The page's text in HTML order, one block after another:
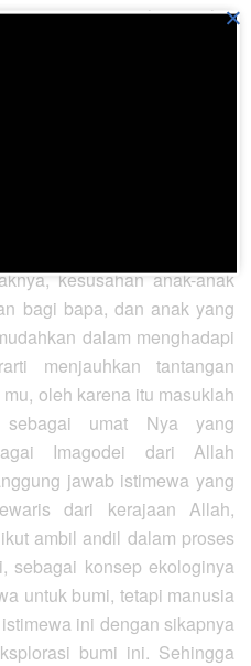
masing-masing
dan ibu yang pengasih
kesusahan anak-anak
bagi bapa, dan anak yang
dalam menghadapi
menjauhkan tantangan
oleh karena itu masuklah
umat Nya yang
Imagodei dari Allah
jawab istimewa yang
dari kerajaan Allah,
ambil andil dalam proses
sebagai konsep ekologinya
untuk bumi, tetapi manusia
ini dengan sikapnya
bumi ini. Sehingga
×